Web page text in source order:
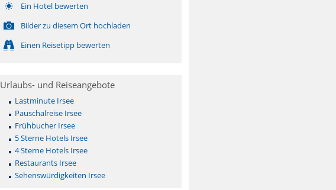
Ein Hotel bewerten
Bilder zu diesem Ort hochladen
Einen Reisetipp bewerten
Urlaubs- und Reiseangebote
Lastminute Irsee
Pauschalreise Irsee
Frühbucher Irsee
5 Sterne Hotels Irsee
4 Sterne Hotels Irsee
Restaurants Irsee
Sehenswürdigkeiten Irsee